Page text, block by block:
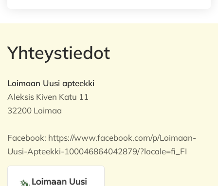
Yhteystiedot
Loimaan Uusi apteekki
Aleksis Kiven Katu 11
32200 Loimaa
Facebook: https://www.facebook.com/p/Loimaan-
Uusi-Apteekki-100046864042879/?locale=fi_FI